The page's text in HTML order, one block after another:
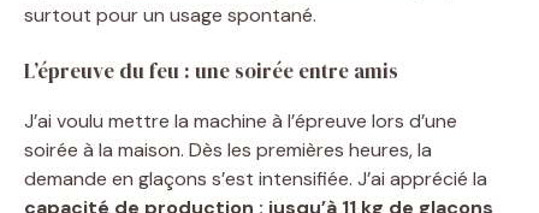
surtout pour un usage spontané.
L’épreuve du feu : une soirée entre amis
J’ai voulu mettre la machine à l’épreuve lors d’une
soirée à la maison. Dès les premières heures, la
demande en glaçons s’est intensifiée. J’ai apprécié la
capacité de production : jusqu’à 11 kg de glaçons